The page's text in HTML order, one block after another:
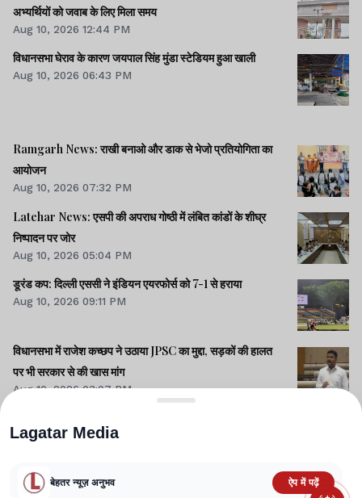
अभ्यर्थियों को जवाब के लिए मिला समय
Aug 10, 2026 12:44 PM
विधानसभा घेराव के कारण जयपाल सिंह मुंडा स्टेडियम हुआ खाली
Aug 10, 2026 06:43 PM
Ramgarh News: राखी बनाओ और डाक से भेजो प्रतियोगिता का
आयोजन
Aug 10, 2026 07:32 PM
Latehar News: एसपी की अपराध गोष्ठी में लंबित कांडों के शीघ्र
निष्पादन पर जोर
Aug 10, 2026 05:04 PM
डूरंड कप: दिल्ली एससी ने इंडियन एयरफोर्स को 7-1 से हराया
Aug 10, 2026 09:11 PM
विधानसभा में राजेश कच्छप ने उठाया JPSC का मुद्दा, सड़कों की हालत
पर भी सरकार से की खास मांग
Aug 10, 2026 03:07 PM
Lagatar Media
बेहतर न्यूज़ अनुभव ऐप में पढ़ें